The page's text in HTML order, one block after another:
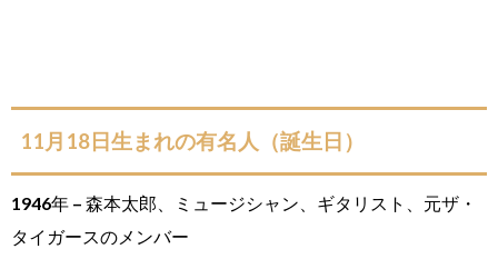
11月18日生まれの有名人（誕生日）
1946年 – 森本太郎、ミュージシャン、ギタリスト、元ザ・
タイガースのメンバー